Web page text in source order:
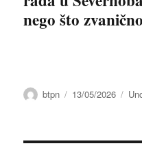
nego što
Author
btpn
Posted
13/05/2026